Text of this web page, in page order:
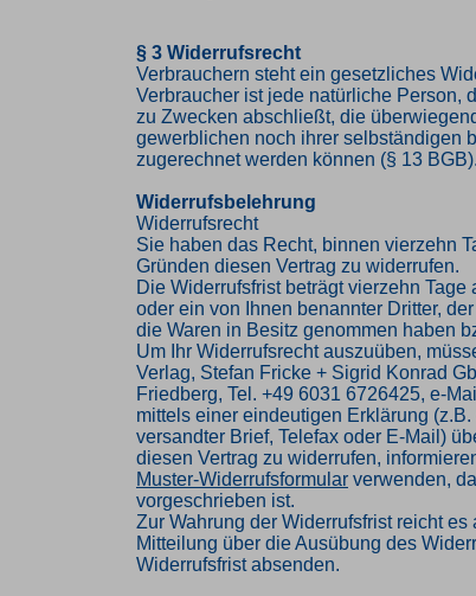
§ 3 Widerrufsrecht
Verbrauchern steht ein gesetzliches
Verbraucher ist jede natürliche Person,
zu Zwecken abschließt, die
gewerblichen noch ihrer selbständigen
zugerechnet werden können (§ 13 BGB).
Widerrufsbelehrung
Widerrufsrecht
Sie haben das Recht, binnen vierzehn
Gründen diesen Vertrag zu widerrufen.
Die Widerrufsfrist beträgt vierzehn Tage
oder ein von Ihnen benannter Dritter,
die Waren in Besitz genommen haben
Um Ihr Widerrufsrecht auszuüben,
Verlag, Stefan Fricke + Sigrid Konrad
Friedberg, Tel. +49 6031 6726425, e-
mittels einer eindeutigen Erklärung
versandter Brief, Telefax oder E-Mail)
diesen Vertrag zu widerrufen,
Muster-Widerrufsformular verwenden,
vorgeschrieben ist.
Zur Wahrung der Widerrufsfrist reicht es
Mitteilung über die Ausübung des
Widerrufsfrist absenden.